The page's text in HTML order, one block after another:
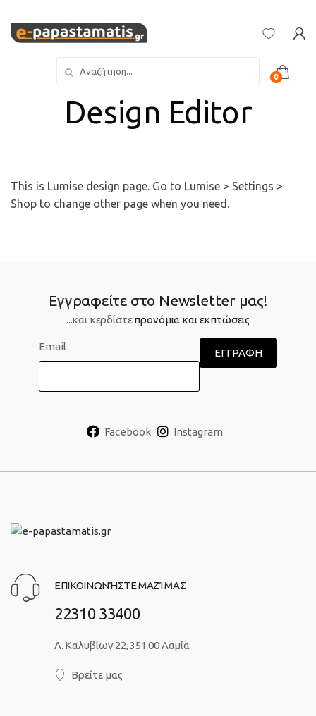
navigation
content
for:
0
Design Editor
This is Lumise design page. Go to Lumise > Settings >
Shop to change other page when you need.
Εγγραφείτε στο Newsletter μας!
...και κερδίστεπρονόμια και εκπτώσεις
Email
Facebook Instagram
ΕΠΙΚΟΙΝΩΝΉΣΤΕ ΜΑΖΊ ΜΑΣ
22310 33400
Λ. Καλυβίων 22, 351 00 Λαμία
Βρείτε μας